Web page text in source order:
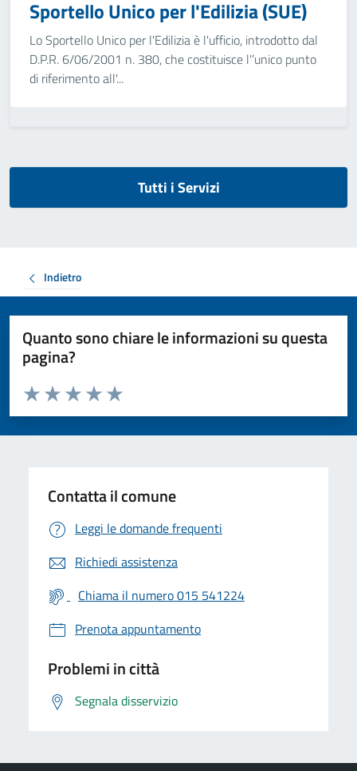
Sportello Unico per l'Edilizia (SUE)
Lo Sportello Unico per l'Edilizia è l'ufficio, introdotto dal
D.P.R. 6/06/2001 n. 380, che costituisce l'’unico punto
di riferimento all'...
Tutti i Servizi
Indietro
Quanto sono chiare le informazioni su questa
pagina?
Valuta da 1 a 5 stelle la pagina
Valuta 5 stelle su 5
Valuta 4 stelle su 5
Valuta 3 stelle su 5
Valuta 2 stelle su 5
Valuta 1 stelle su 5
Contatta il comune
Leggi le domande frequenti
Richiedi assistenza
Chiama il numero 015 541224
Prenota appuntamento
Problemi in città
Segnala disservizio